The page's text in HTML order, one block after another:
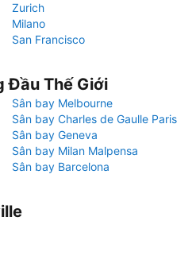
Zurich
Milano
San Francisco
Đầu Thế Giới
Sân bay Melbourne
Sân bay Charles de Gaulle Paris
Sân bay Geneva
Sân bay Milan Malpensa
Sân bay Barcelona